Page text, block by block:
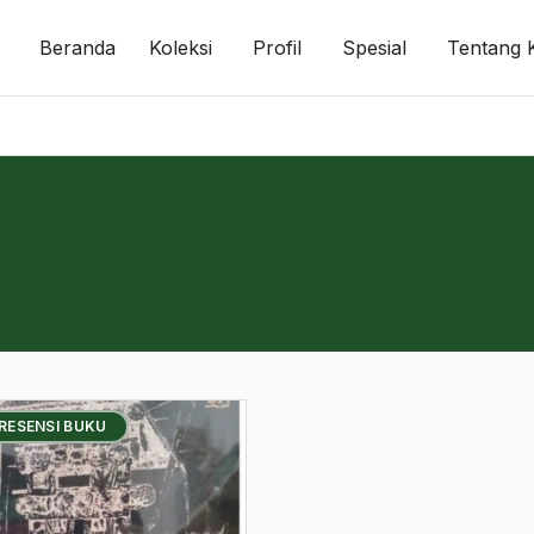
Beranda Koleksi Profil Spesial Tentang
BUKU